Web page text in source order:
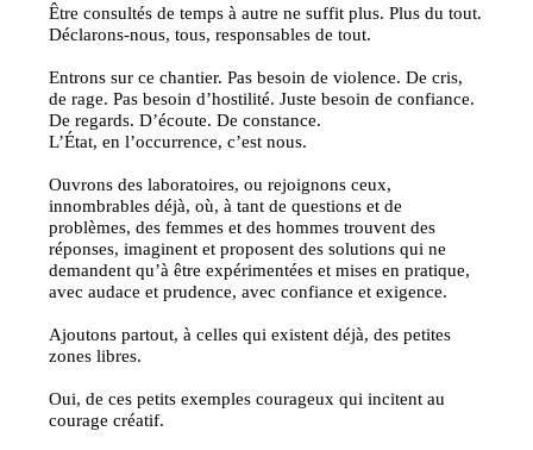
Être consultés de temps à autre ne suffit plus. Plus du tout.
Déclarons-nous, tous, responsables de tout.
Entrons sur ce chantier. Pas besoin de violence. De cris,
de rage. Pas besoin d’hostilité. Juste besoin de confiance.
De regards. D’écoute. De constance.
L’État, en l’occurrence, c’est nous.
Ouvrons des laboratoires, ou rejoignons ceux,
innombrables déjà, où, à tant de questions et de
problèmes, des femmes et des hommes trouvent des
réponses, imaginent et proposent des solutions qui ne
demandent qu’à être expérimentées et mises en pratique,
avec audace et prudence, avec confiance et exigence.
Ajoutons partout, à celles qui existent déjà, des petites
zones libres.
Oui, de ces petits exemples courageux qui incitent au
courage créatif.